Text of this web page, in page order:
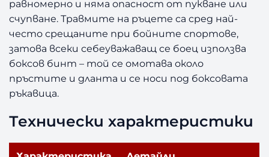
равномерно и няма опасност от пукване или
счупване. Травмите на ръцете са сред най-
често срещаните при бойните спортове,
затова всеки себеуважаващ се боец използва
боксов бинт – той се омотава около
пръстите и дланта и се носи под боксовата
ръкавица.
Технически характеристики